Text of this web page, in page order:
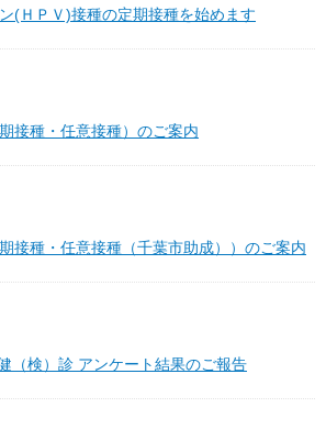
(ＨＰＶ)接種の定期接種を始めます
接種・任意接種）のご案内
接種・任意接種（千葉市助成））のご案内
（検）診 アンケート結果のご報告